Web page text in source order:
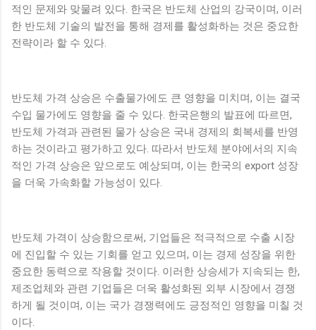
적인 문제와 맞물려 있다. 한국은 반도체 산업의 강국이며, 이러
한 반도체 기술의 발전을 통해 경제를 활성화하는 것은 중요한
전략이라 할 수 있다.
반도체 가격 상승은 수출물가에도 큰 영향을 미치며, 이는 결국
수입 물가에도 영향을 줄 수 있다. 한국은행의 발표에 따르면,
반도체 가격과 관련된 물가 상승은 국내 경제의 회복세를 반영
하는 것이라고 평가하고 있다. 따라서 반도체 분야에서의 지속
적인 가격 상승은 앞으로도 예상되며, 이는 한국의 export 성장
을 더욱 가속화할 가능성이 있다.
반도체 가격이 상승함으로써, 기업들은 적극적으로 수출 시장
에 진입할 수 있는 기회를 얻고 있으며, 이는 경제 성장을 위한
중요한 동력으로 작용할 것이다. 이러한 상승세가 지속되는 한,
제조업체와 관련 기업들은 더욱 활성화된 외부 시장에서 경쟁
하게 될 것이며, 이는 국가 경쟁력에도 긍정적인 영향을 미칠 것
이다.